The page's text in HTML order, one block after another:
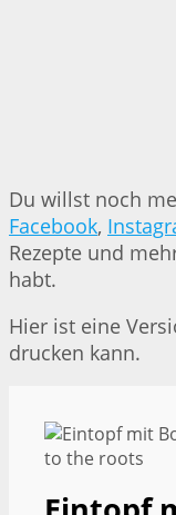
Du willst noch
Facebook,
Rezepte und
habt.
Hier ist eine
drucken kann.